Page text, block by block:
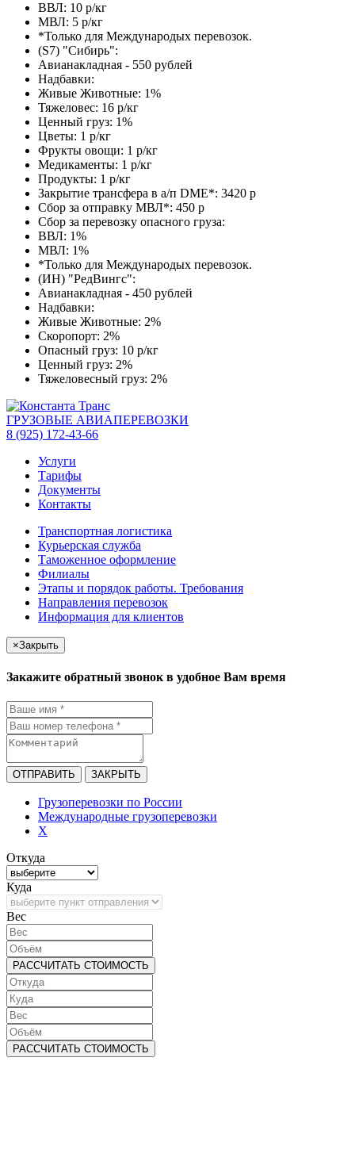
ВВЛ: 10 р/кг
МВЛ: 5 р/кг
*Только для Международых перевозок.
(S7) "Сибирь":
Авианакладная - 550 рублей
Надбавки:
Живые Животные: 1%
Тяжеловес: 16 р/кг
Ценный груз: 1%
Цветы: 1 р/кг
Фрукты овощи: 1 р/кг
Медикаменты: 1 р/кг
Продукты: 1 р/кг
Закрытие трансфера в а/п DME*: 3420 р
Сбор за отправку МВЛ*: 450 р
Сбор за перевозку опасного груза:
ВВЛ: 1%
МВЛ: 1%
*Только для Международых перевозок.
(ИН) "РедВингс":
Авианакладная - 450 рублей
Надбавки:
Живые Животные: 2%
Скоропорт: 2%
Опасный груз: 10 р/кг
Ценный груз: 2%
Тяжеловесный груз: 2%
ГРУЗОВЫЕ АВИАПЕРЕВОЗКИ
8 (925) 172-43-66
Услуги
Тарифы
Документы
Контакты
Транспортная логистика
Курьерская служба
Таможенное оформление
Филиалы
Этапы и порядок работы. Требования
Направления перевозок
Информация для клиентов
×Закрыть
Закажите обратный звонок в удобное Вам время
ОТПРАВИТЬ ЗАКРЫТЬ
Грузоперевозки по России
Международные грузоперевозки
X
Откуда
Куда
Bec
РАССЧИТАТЬ СТОИМОСТЬ
РАССЧИТАТЬ СТОИМОСТЬ